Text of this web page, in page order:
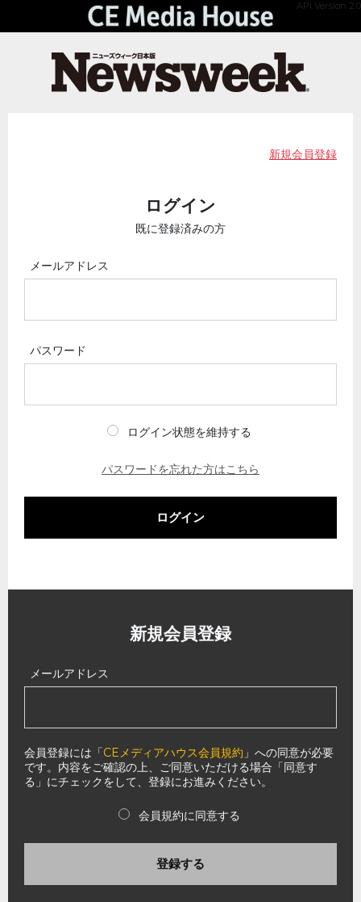
API Version 2.0
新規会員登録
ログイン
既に登録済みの方
メールアドレス
パスワード
ログイン状態を維持する
パスワードを忘れた方はこちら
ログイン
新規会員登録
メールアドレス
会員登録には「CEメディアハウス会員規約 」への同意が必要
です。内容をご確認の上、ご同意いただける場合「同意す
る」にチェックをして、登録にお進みください。
会員規約に同意する
登録する